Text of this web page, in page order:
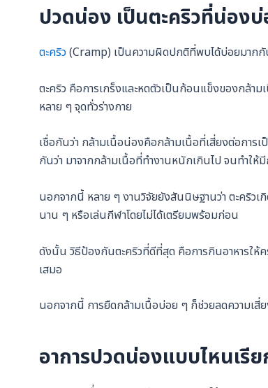
ปวดน่อง เป็นตะคริวที่น่องบ่
ตะคริว(Cramp) เป็นความผิดปกติที่พบได้บ่อยมากกั
ตะคริว คือการเกร็งและหดตัวเป็นก้อนแข็งของกล้าม
หลาย ๆ จุดทั่วร่างกาย
เชื่อกันว่า กล้ามเนื้อน่องคือกล้ามเนื้อที่เสี่ยงต่อการ
กันว่า มาจากกล้ามเนื้อที่ทำงานหนักเกินไป จนทำให้
นอกจากนี้ หลาย ๆ งานวิจัยยังสันนิษฐานว่า ตะคริวเกิ
นาน ๆ หรือเล่นกีฬาโดยไม่ได้เตรียมพร้อมก่อน
ดังนั้น วิธีป้องกันตะคริวที่ดีที่สุด คือการกินอาหารให้
เสมอ
นอกจากนี้ การยืดกล้ามเนื้อบ่อย ๆ ก็ช่วยลดความเสี่
อาการปวดน่องแบบไหนเรี